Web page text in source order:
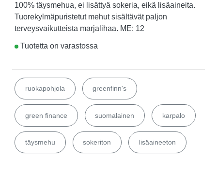
100% täysmehua, ei lisättyä sokeria, eikä lisäaineita.
Tuorekylmäpuristetut mehut sisältävät paljon
terveysvaikutteista marjalihaa. ME: 12
Tuotetta on varastossa
ruokapohjola greenfinn's
green finance suomalainen karpalo
täysmehu sokeriton lisäaineeton